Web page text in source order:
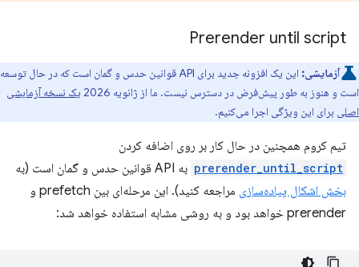
Prerender until script
آزمایشی:
این یک افزونه جدید برای API قوانین حدس و گمان است که در حال توسعه
است و هنوز به طور پیش‌فرض در دسترس نیست. ما از ژانویه 2026
یک نسخه آزمایشی
اصلی برای این ویژگی اجرا می‌کنیم.
تیم کروم همچنین در حال کار بر روی اضافه کردن
prerender_until_script به API قوانین حدس و گمان است (به
بخش اشکال پیاده‌سازی
مراجعه کنید). این مرحله‌ای بین prefetch و
prerender خواهد بود و به روشی مشابه استفاده خواهد شد: